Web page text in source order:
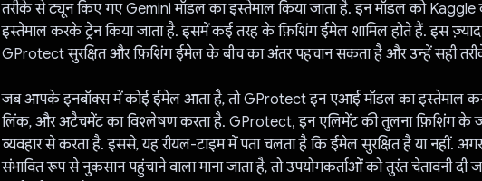
तरीके से ट्यून किए गए Gemini मॉडल का इस्तेमाल किया जाता है. इन मॉडल को Kaggle
इस्तेमाल करके ट्रेन किया जाता है. इसमें कई तरह के फ़िशिंग ईमेल शामिल होते हैं. इस
GProtect सुरक्षित और फ़िशिंग ईमेल के बीच का अंतर पहचान सकता है और उन्हें सही
जब आपके इनबॉक्स में कोई ईमेल आता है, तो GProtect इन एआई मॉडल का इस्तेमाल
लिंक, और अटैचमेंट का विश्लेषण करता है. GProtect, इन एलिमेंट की तुलना फ़िशिंग के
व्यवहार से करता है. इससे, यह रीयल-टाइम में पता चलता है कि ईमेल सुरक्षित है या नहीं.
संभावित रूप से नुकसान पहुंचाने वाला माना जाता है, तो उपयोगकर्ताओं को तुरंत चेतावनी दी